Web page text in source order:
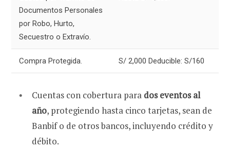
Documentos Personales
por Robo, Hurto,
Secuestro o Extravío.
Compra Protegida. S/ 2,000 Deducible: S/160
Cuentas con cobertura para dos eventos al
año, protegiendo hasta cinco tarjetas, sean de
Banbif o de otros bancos, incluyendo crédito y
débito.